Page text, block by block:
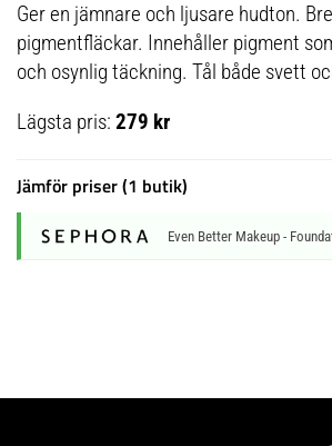
Ger en jämnare och ljusare hudton.
pigmentfläckar. Innehåller pigment
och osynlig täckning. Tål både svett
Lägsta pris: 279 kr
Jämför priser (1 butik)
Even Better Makeup -